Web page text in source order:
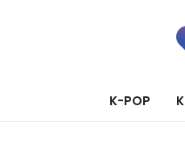
K-POP